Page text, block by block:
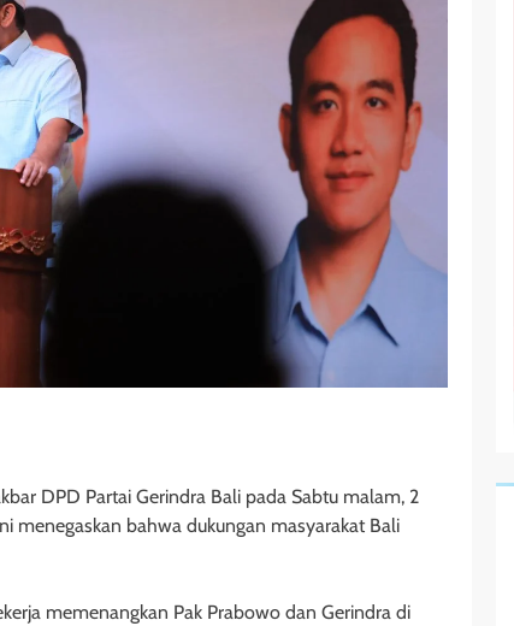
DPD Partai Gerindra Bali pada Sabtu malam, 2
menegaskan bahwa dukungan masyarakat Bali
memenangkan Pak Prabowo dan Gerindra di